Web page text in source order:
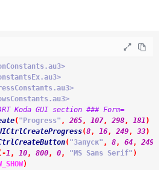
Koda GUI section ### Form=
( "Progress" , 265, 107, 298, 181 )
(8, 16, 249, 33)
( "Запуск" , 8, 64, 249
-1 , 10, 800, 0, "MS Sans Serif" )
)